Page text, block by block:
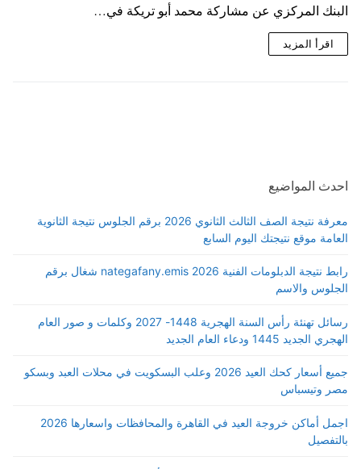
البنك المركزي عن مشاركة محمد أبو تريكة في…
اقرأ المزيد
احدث المواضيع
معرفة نتيجة الصف الثالث الثانوي 2026 برقم الجلوس نتيجة الثانوية
العامة موقع نتيجتك اليوم السابع
رابط نتيجة الدبلومات الفنية 2026 nategafany.emis شغال برقم
الجلوس والاسم
رسائل تهنئة رأس السنة الهجرية 1448- 2027 وكلمات و صور العام
الهجري الجديد 1445 ودعاء العام الجديد
جميع أسعار كحك العيد 2026 وعلب البسكويت في محلات العبد وبسكو
مصر وتيسباس
اجمل أماكن خروجة العيد في القاهرة والمحافظات واسعارها 2026
بالتفصيل